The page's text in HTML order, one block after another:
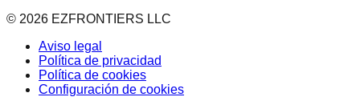
© 2026 EZFRONTIERS LLC
Aviso legal
Política de privacidad
Política de cookies
Configuración de cookies